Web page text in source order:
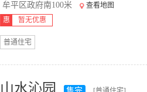
牟平区政府南100米
查看地图
惠
暂无优惠
普通住宅
山水沁园